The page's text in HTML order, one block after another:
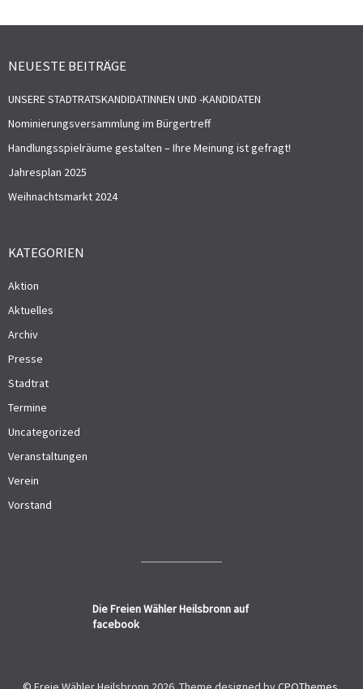
NEUESTE BEITRÄGE
UNSERE STADTRATSKANDIDATINNEN UND -KANDIDATEN
Nominierungsversammlung im Bürgertreff
Handlungsspielräume gestalten – Ihre Meinung ist gefragt!
Jahresplan 2025
Weihnachtsmarkt 2024
KATEGORIEN
Aktion
Aktuelles
Archiv
Presse
Stadtrat
Termine
Uncategorized
Veranstaltungen
Verein
Vorstand
Die Freien Wähler Heilsbronn auf
facebook